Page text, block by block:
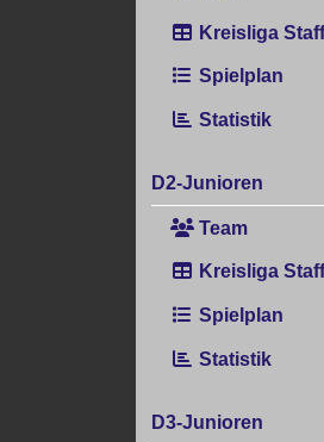
Kreisliga
Spielplan
Statistik
D2-Junioren
Team
Kreisliga
Spielplan
Statistik
D3-Junioren